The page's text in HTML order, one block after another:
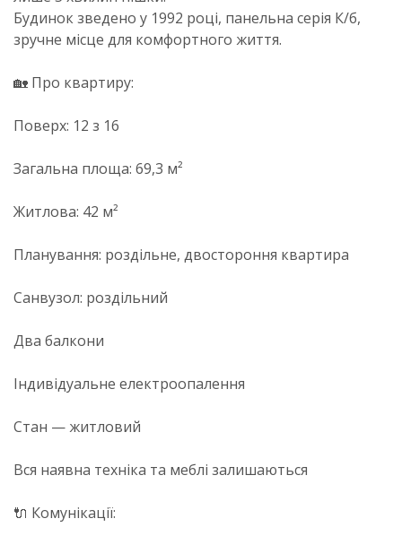
Будинок зведено у 1992 році, панельна серія К/б,
зручне місце для комфортного життя.
🏡 Про квартиру:
Поверх: 12 з 16
Загальна площа: 69,3 м²
Житлова: 42 м²
Планування: роздільне, двостороння квартира
Санвузол: роздільний
Два балкони
Індивідуальне електроопалення
Стан — житловий
Вся наявна техніка та меблі залишаються
🔌 Комунікації: